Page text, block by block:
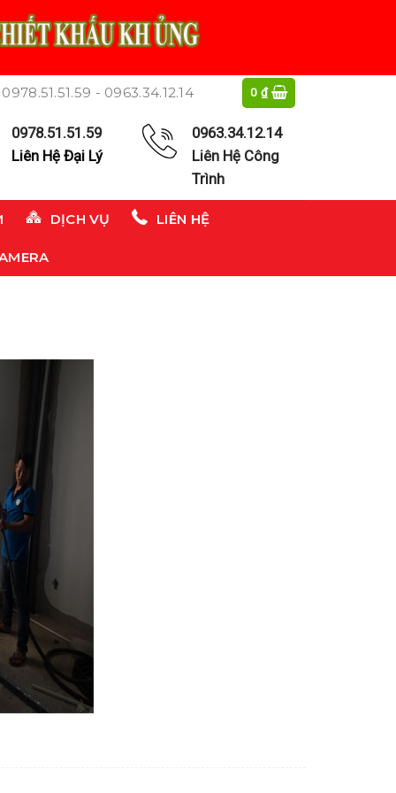
0978.51.51.59 - 0963.34.12.14 0₫
0978.51.51.59
Liên Hệ Đại Lý
0963.34.12.14
Liên Hệ Công
Trình
DỊCH VỤ LIÊN HỆ